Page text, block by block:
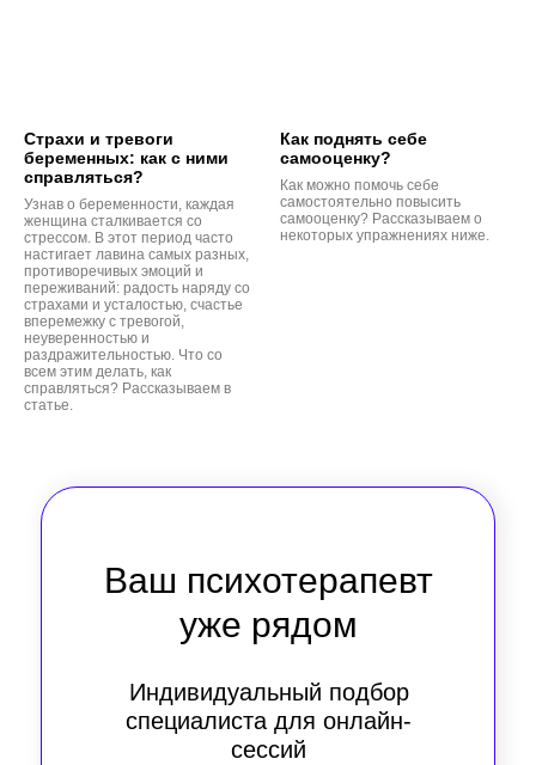
Страхи и тревоги
беременных: как с ними
справляться?
Узнав о беременности, каждая
женщина сталкивается со
стрессом. В этот период часто
настигает лавина самых разных,
противоречивых эмоций и
переживаний: радость наряду со
страхами и усталостью, счастье
вперемежку с тревогой,
неуверенностью и
раздражительностью. Что со
всем этим делать, как
справляться? Рассказываем в
статье.
Как поднять себе
самооценку?
Как можно помочь себе
самостоятельно повысить
самооценку? Рассказываем о
некоторых упражнениях ниже.
Ваш психотерапевт
уже рядом
Индивидуальный подбор
специалиста для онлайн-
сессий